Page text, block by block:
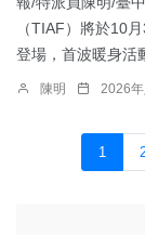
（TIAF）將於10
登場，首波暖身活
陳明 2026年
1